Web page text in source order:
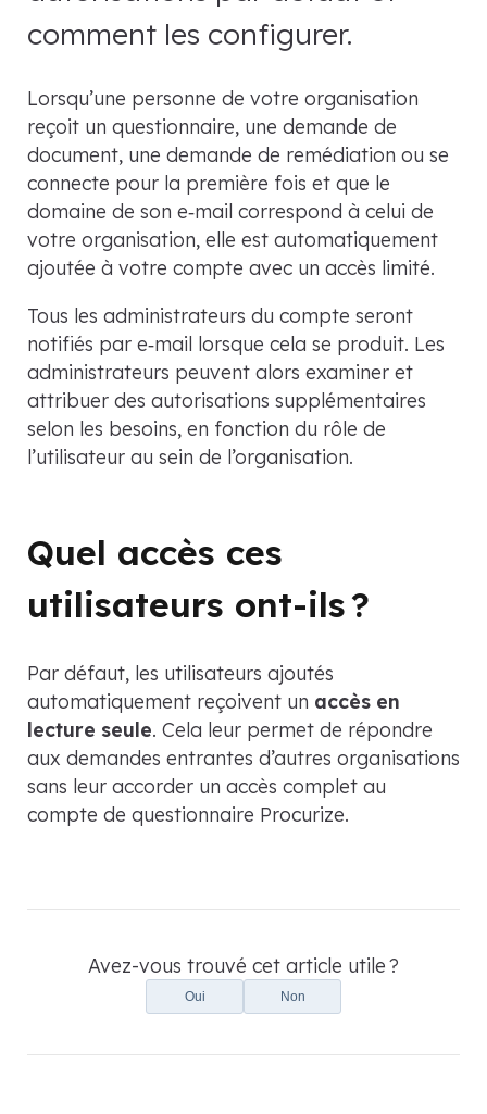
comment les configurer.
Lorsqu’une personne de votre organisation
reçoit un questionnaire, une demande de
document, une demande de remédiation ou se
connecte pour la première fois et que le
domaine de son e‑mail correspond à celui de
votre organisation, elle est automatiquement
ajoutée à votre compte avec un accès limité.
Tous les administrateurs du compte seront
notifiés par e‑mail lorsque cela se produit. Les
administrateurs peuvent alors examiner et
attribuer des autorisations supplémentaires
selon les besoins, en fonction du rôle de
l’utilisateur au sein de l’organisation.
Quel accès ces
utilisateurs ont-ils ?
Par défaut, les utilisateurs ajoutés
automatiquement reçoivent un accès en
lecture seule. Cela leur permet de répondre
aux demandes entrantes d’autres organisations
sans leur accorder un accès complet au
compte de questionnaire Procurize.
Avez-vous trouvé cet article utile ?
Oui Non